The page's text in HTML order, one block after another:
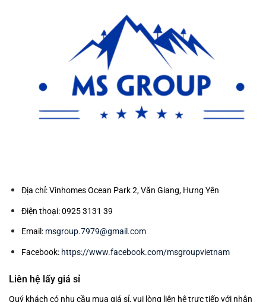
Địa chỉ: Vinhomes Ocean Park 2, Văn Giang, Hưng Yên
Điện thoại: 0925 3131 39
Email: msgroup.7979@gmail.com
Facebook: https://www.facebook.com/msgroupvietnam
Liên hệ lấy giá sỉ
Quý khách có nhu cầu mua giá sỉ, vui lòng liên hệ trực tiếp với nhân